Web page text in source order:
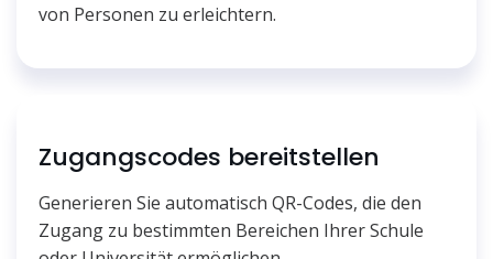
von Personen zu erleichtern.
Zugangscodes bereitstellen
Generieren Sie automatisch QR-Codes, die den
Zugang zu bestimmten Bereichen Ihrer Schule